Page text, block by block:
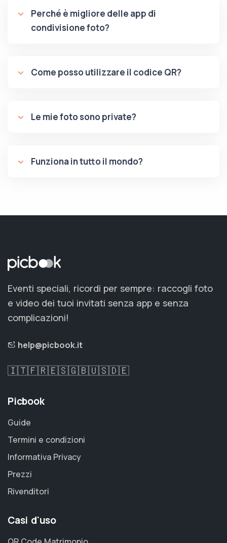
Perché è migliore delle app di
condivisione foto?
Come posso utilizzare il codice QR?
Le mie foto sono private?
Funziona in tutto il mondo?
Eventi speciali, ricordi per sempre: raccogli foto
e video dei tuoi invitati senza app e senza
complicazioni!
help@picbook.it
🇮🇹🇫🇷🇪🇸🇬🇧🇺🇸🇩🇪
Picbook
Guide
Termini e condizioni
Informativa Privacy
Prezzi
Rivenditori
Casi d'uso